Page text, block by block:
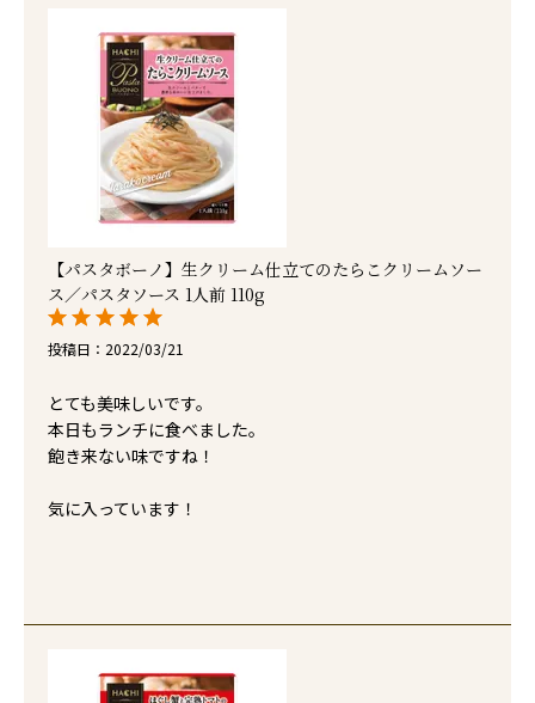
【パスタボーノ】生クリーム仕立てのたらこクリームソー
ス／パスタソース 1人前 110g
投稿日 2022/03/21
とても美味しいです。
本日もランチに食べました。
飽き来ない味ですね！
気に入っています！